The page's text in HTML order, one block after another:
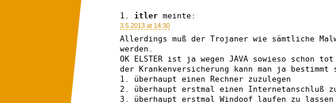
itler meinte:
3.5.2013 at 14:30
Allerdings muß der Trojaner wie sämtliche
werden.
OK ELSTER ist ja wegen JAVA sowieso schon
der Krankenversicherung kann man ja bestimmt
1. überhaupt einen Rechner zuzulegen
2. überhaupt erstmal einen Internetanschluß
3. überhaupt erstmal Windoof laufen zu lassen